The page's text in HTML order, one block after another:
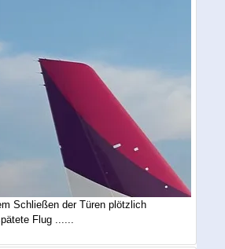
Schließen der Türen plötzlich
Flug ......